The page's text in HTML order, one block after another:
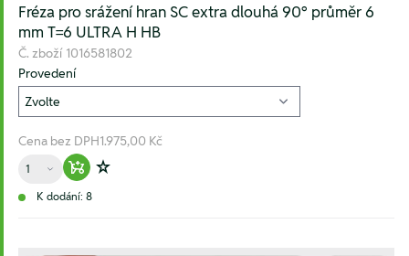
Fréza pro srážení hran SC extra dlouhá 90° průměr 6
mm T=6 ULTRA H HB
Č. zboží 1016581802
Provedení
Cena bez DPH1.975,00 Kč
Množství
Warenkorb hinzufügen
Zur Wunschliste hinzufügen
K dodání: 8